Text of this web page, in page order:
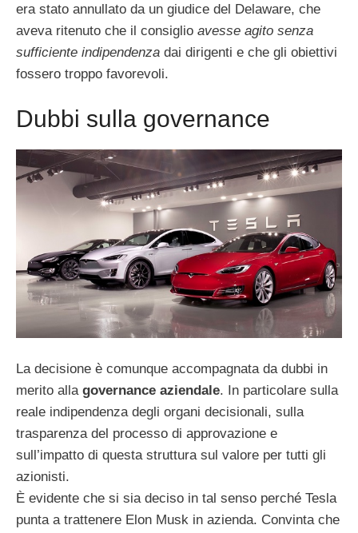
era stato annullato da un giudice del Delaware, che
aveva ritenuto che il consiglio avesse agito senza
sufficiente indipendenza dai dirigenti e che gli obiettivi
fossero troppo favorevoli.
Dubbi sulla governance
La decisione è comunque accompagnata da dubbi in
merito alla governance aziendale. In particolare sulla
reale indipendenza degli organi decisionali, sulla
trasparenza del processo di approvazione e
sull’impatto di questa struttura sul valore per tutti gli
azionisti.
È evidente che si sia deciso in tal senso perché Tesla
punta a trattenere Elon Musk in azienda. Convinta che